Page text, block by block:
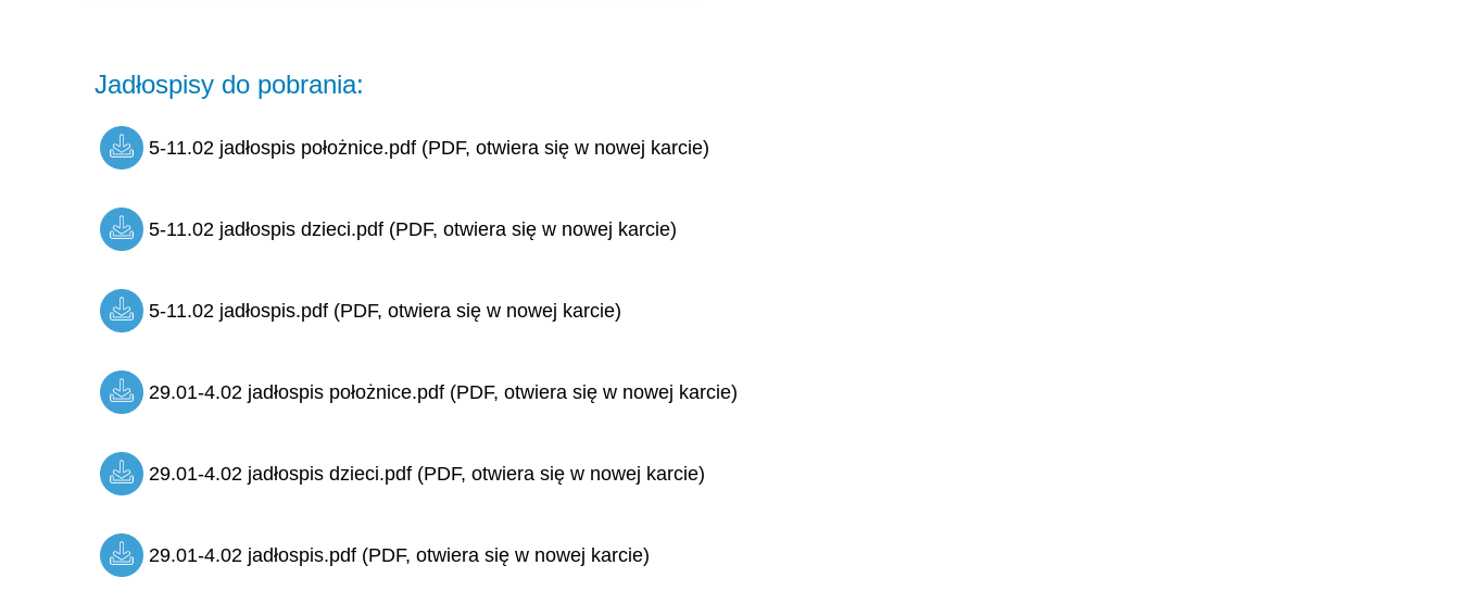
Jadłospisy do pobrania:
5-11.02 jadłospis położnice.pdf (PDF, otwiera się w nowej karcie)
5-11.02 jadłospis dzieci.pdf (PDF, otwiera się w nowej karcie)
5-11.02 jadłospis.pdf (PDF, otwiera się w nowej karcie)
29.01-4.02 jadłospis położnice.pdf (PDF, otwiera się w nowej karcie)
29.01-4.02 jadłospis dzieci.pdf (PDF, otwiera się w nowej karcie)
29.01-4.02 jadłospis.pdf (PDF, otwiera się w nowej karcie)